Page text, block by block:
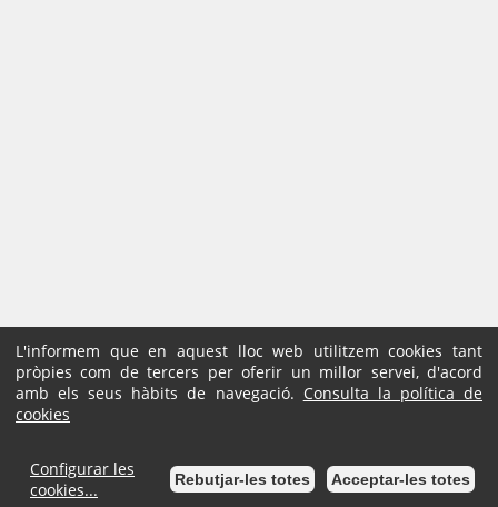
L'informem que en aquest lloc web utilitzem cookies tant
pròpies com de tercers per oferir un millor servei, d'acord
amb els seus hàbits de navegació. Consulta la política de
cookies
Configurar les
cookies...
Rebutjar-les totes Acceptar-les totes